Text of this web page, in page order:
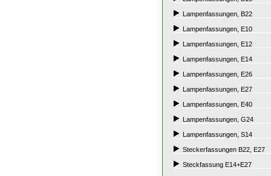
Lampenfassungen, B22
Lampenfassungen, E10
Lampenfassungen, E12
Lampenfassungen, E14
Lampenfassungen, E26
Lampenfassungen, E27
Lampenfassungen, E40
Lampenfassungen, G24
Lampenfassungen, S14
Steckerfassungen B22, E27
Steckfassung E14+E27